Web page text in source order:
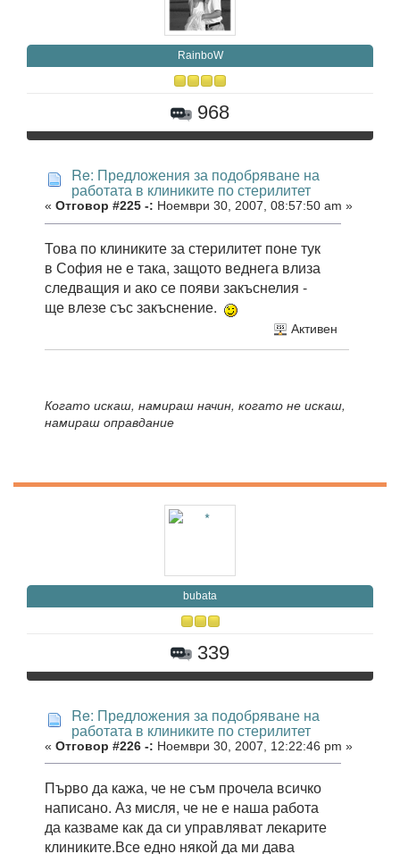
RainboW
968
Re: Предложения за подобряване на
работата в клиниките по стерилитет
« Отговор #225 -: Ноември 30, 2007, 08:57:50 am »
Това по клиниките за стерилитет поне тук
в София не е така, защото веднега влиза
следващия и ако се появи закъснелия -
ще влезе със закъснение.
Активен
Когато искаш, намираш начин, когато не искаш,
намираш оправдание
bubata
339
Re: Предложения за подобряване на
работата в клиниките по стерилитет
« Отговор #226 -: Ноември 30, 2007, 12:22:46 pm »
Първо да кажа, че не съм прочела всичко
написано. Аз мисля, че не е наша работа
да казваме как да си управляват лекарите
клиниките.Все едно някой да ми дава